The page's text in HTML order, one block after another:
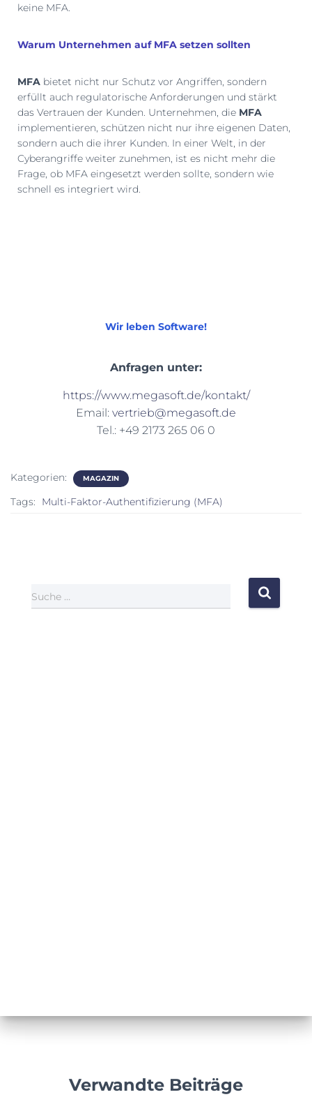
keine MFA.
Warum Unternehmen auf MFA setzen sollten
MFA bietet nicht nur Schutz vor Angriffen, sondern
erfüllt auch regulatorische Anforderungen und stärkt
das Vertrauen der Kunden. Unternehmen, die MFA
implementieren, schützen nicht nur ihre eigenen Daten,
sondern auch die ihrer Kunden. In einer Welt, in der
Cyberangriffe weiter zunehmen, ist es nicht mehr die
Frage, ob MFA eingesetzt werden sollte, sondern wie
schnell es integriert wird​.
Wir leben Software!
Anfragen unter:
https://www.megasoft.de/kontakt/
Email: vertrieb@megasoft.de
Tel.: +49 2173 265 06 0
Kategorien: MAGAZIN
Tags: Multi-Faktor-Authentifizierung (MFA)
Suche …
Verwandte Beiträge